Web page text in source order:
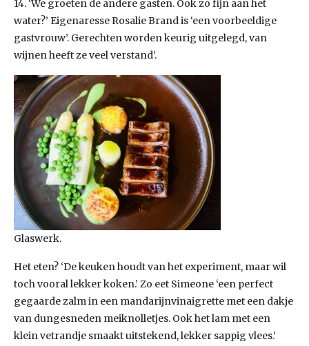
14. ‘We groeten de andere gasten. Ook zo fijn aan het
water?’ Eigenaresse Rosalie Brand is ‘een voorbeeldige
gastvrouw’. Gerechten worden keurig uitgelegd, van
wijnen heeft ze veel verstand’.
Glaswerk.
Het eten? ‘De keuken houdt van het experiment, maar wil
toch vooral lekker koken.’ Zo eet Simeone ‘een perfect
gegaarde zalm in een mandarijnvinaigrette met een dakje
van dungesneden meiknolletjes. Ook het lam met een
klein vetrandje smaakt uitstekend, lekker sappig vlees.’